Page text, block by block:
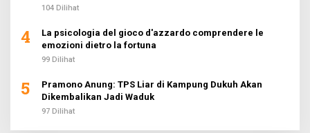
104 Dilihat
4
La psicologia del gioco d'azzardo comprendere le
emozioni dietro la fortuna
99 Dilihat
5
Pramono Anung: TPS Liar di Kampung Dukuh Akan
Dikembalikan Jadi Waduk
97 Dilihat